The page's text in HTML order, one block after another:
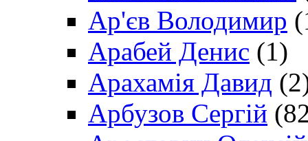
Ар'єв Володимир
Арабей Денис (1)
Арахамія Давид
Арбузов Сергій